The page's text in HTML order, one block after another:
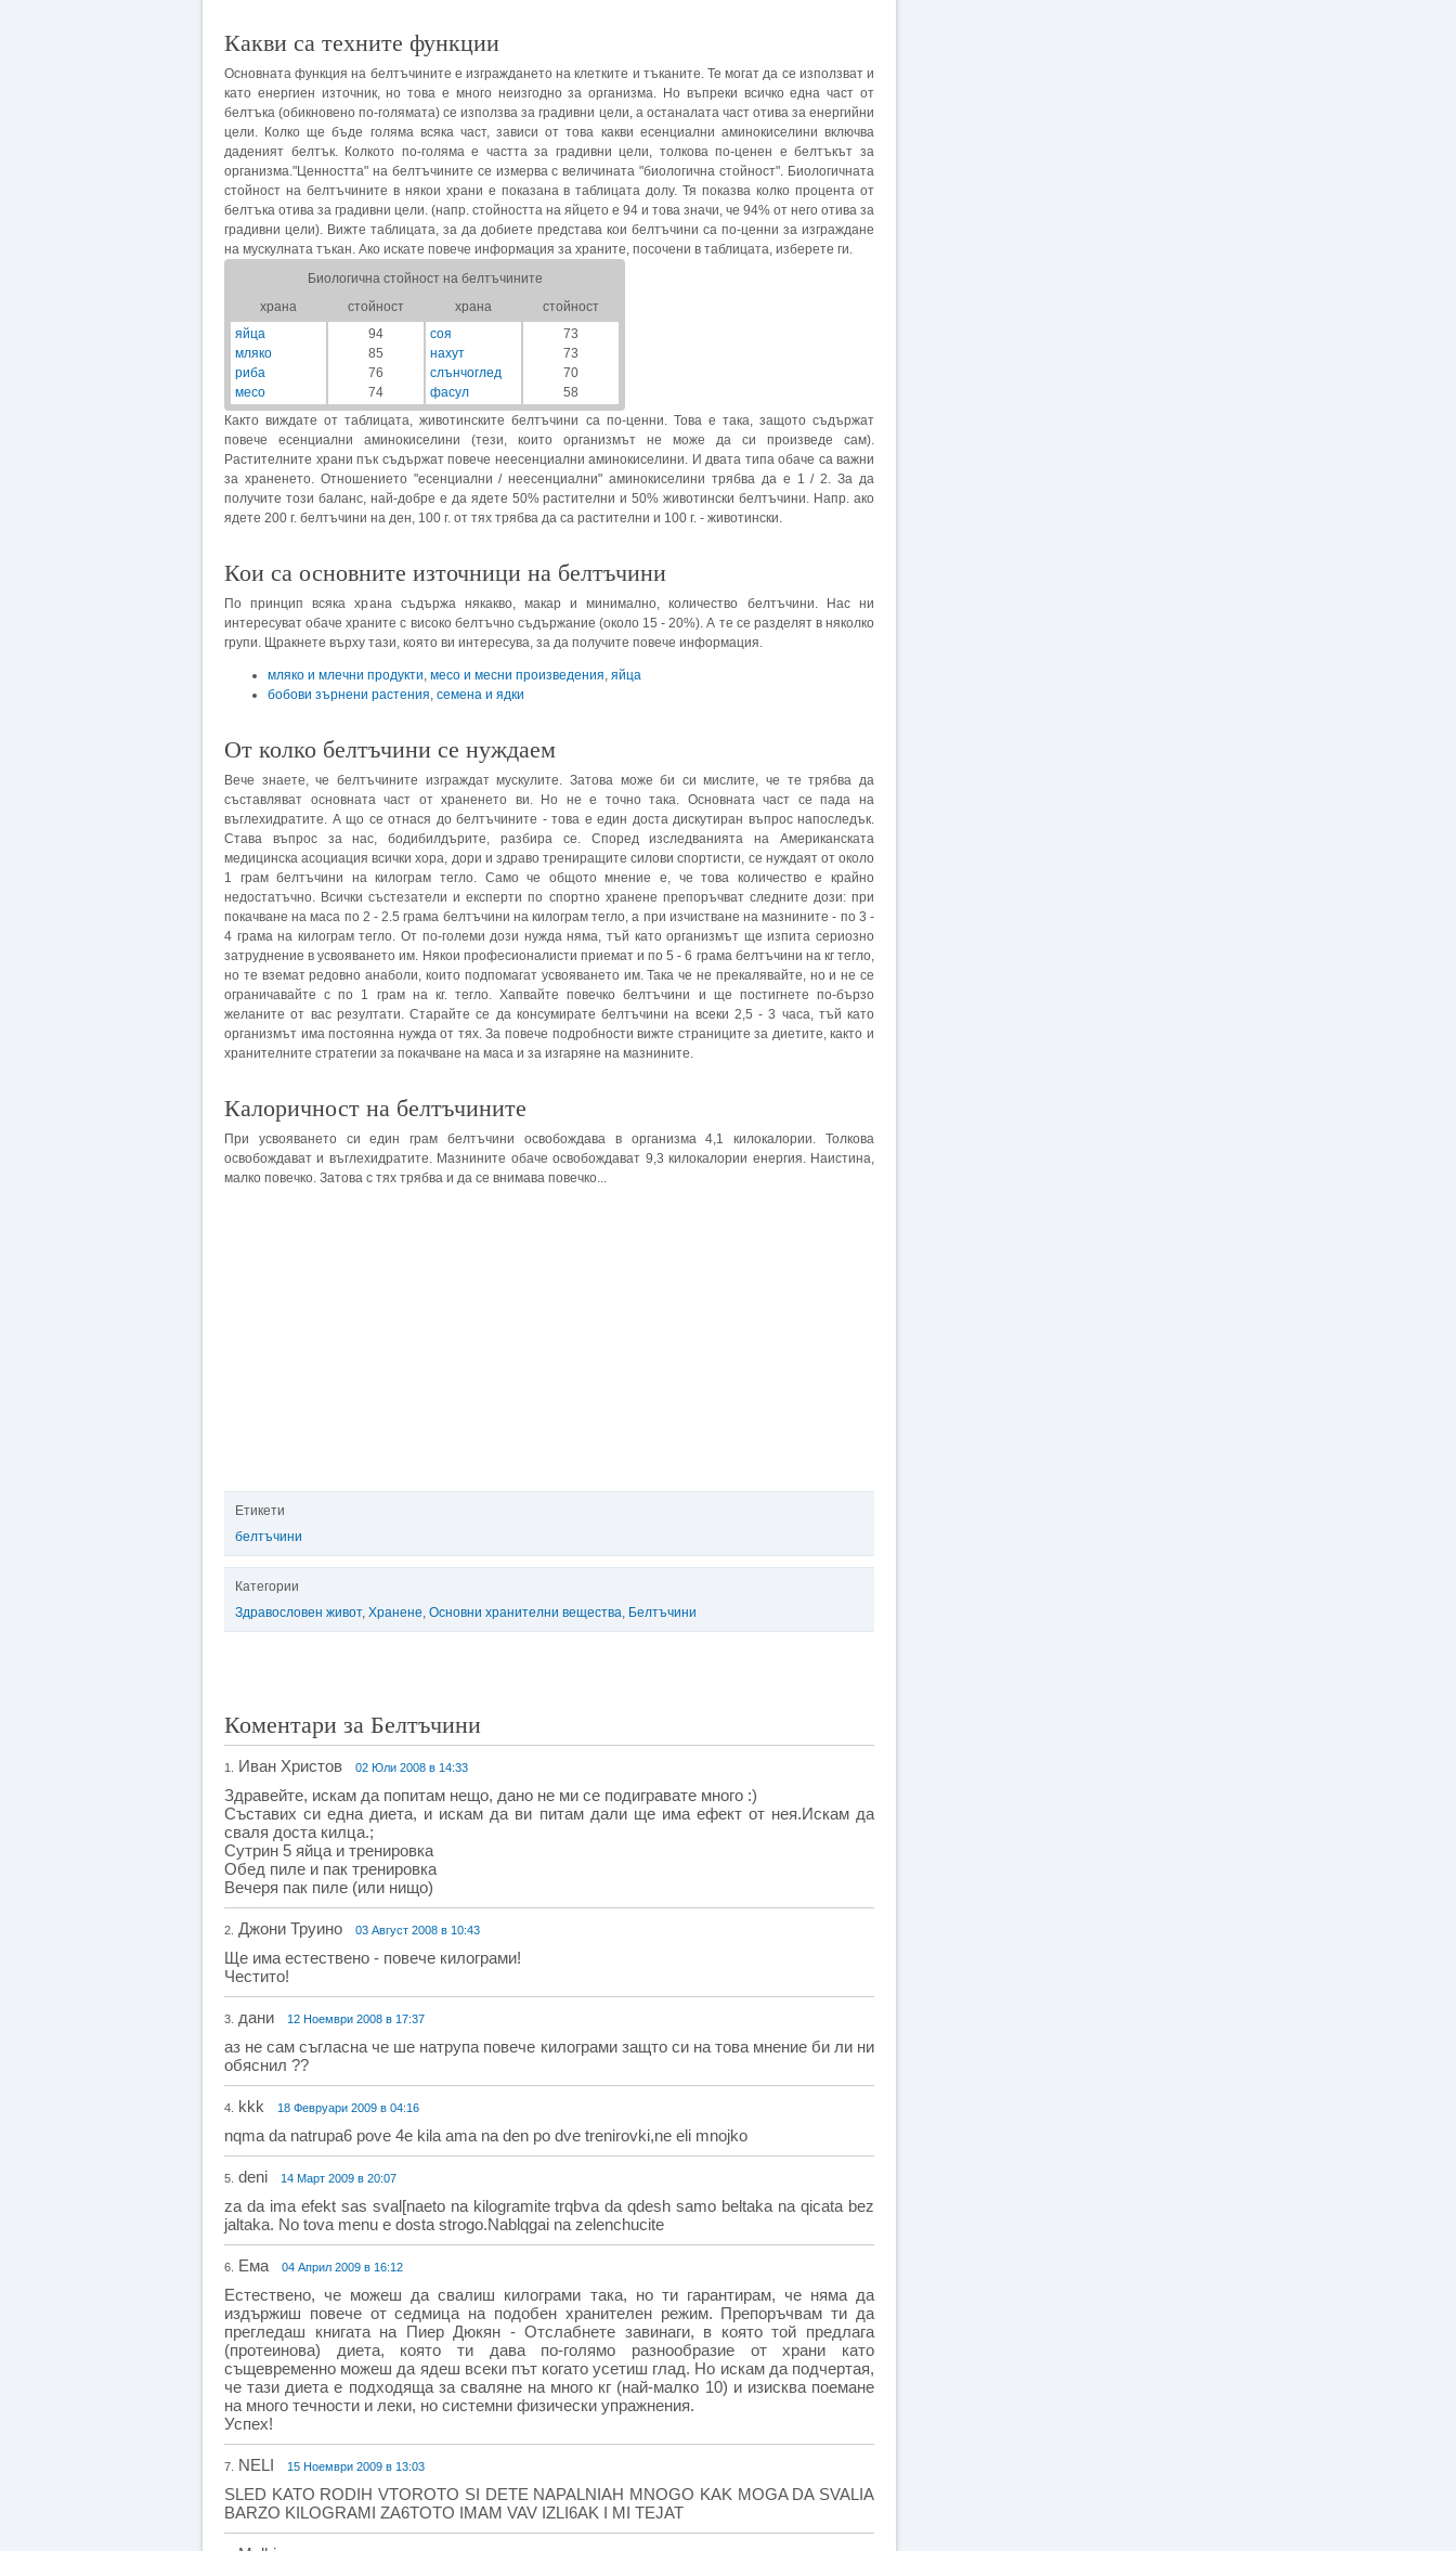
Какви са техните функции
Основната функция на белтъчините е изграждането на клетките и тъканите. Те могат да се използват и
като енергиен източник, но това е много неизгодно за организма. Но въпреки всичко една част от
белтъка (обикновено по-голямата) се използва за градивни цели, а останалата част отива за енергийни
цели. Колко ще бъде голяма всяка част, зависи от това какви есенциални аминокиселини включва
даденият белтък. Колкото по-голяма е частта за градивни цели, толкова по-ценен е белтъкът за
организма."Ценността" на белтъчините се измерва с величината "биологична стойност". Биологичната
стойност на белтъчините в някои храни е показана в таблицата долу. Тя показва колко процента от
белтъка отива за градивни цели. (напр. стойността на яйцето е 94 и това значи, че 94% от него отива за
градивни цели). Вижте таблицата, за да добиете представа кои белтъчини са по-ценни за изграждане
на мускулната тъкан. Ако искате повече информация за храните, посочени в таблицата, изберете ги.
Биологична стойност на белтъчините
храна
стойност храна
стойност
яйца
мляко
риба
месо
94
85
76
74
соя
нахут
слънчоглед
фасул
73
73
70
58
Както виждате от таблицата, животинските белтъчини са по-ценни. Това е така, защото съдържат
повече есенциални аминокиселини (тези, които организмът не може да си произведе сам).
Растителните храни пък съдържат повече неесенциални аминокиселини. И двата типа обаче са важни
за храненето. Отношението "есенциални / неесенциални" аминокиселини трябва да е 1 / 2. За да
получите този баланс, най-добре е да ядете 50% растителни и 50% животински белтъчини. Напр. ако
ядете 200 г. белтъчини на ден, 100 г. от тях трябва да са растителни и 100 г. - животински.
Кои са основните източници на белтъчини
По принцип всяка храна съдържа някакво, макар и минимално, количество белтъчини. Нас ни
интересуват обаче храните с високо белтъчно съдържание (около 15 - 20%). А те се разделят в няколко
групи. Щракнете върху тази, която ви интересува, за да получите повече информация.
мляко и млечни продукти, месо и месни произведения, яйца
бобови зърнени растения, семена и ядки
От колко белтъчини се нуждаем
Вече знаете, че белтъчините изграждат мускулите. Затова може би си мислите, че те трябва да
съставляват основната част от храненето ви. Но не е точно така. Основната част се пада на
въглехидратите. А що се отнася до белтъчините - това е един доста дискутиран въпрос напоследък.
Става въпрос за нас, бодибилдърите, разбира се. Според изследванията на Американската
медицинска асоциация всички хора, дори и здраво трениращите силови спортисти, се нуждаят от около
1 грам белтъчини на килограм тегло. Само че общото мнение е, че това количество е крайно
недостатъчно. Всички състезатели и експерти по спортно хранене препоръчват следните дози: при
покачване на маса по 2 - 2.5 грама белтъчини на килограм тегло, а при изчистване на мазнините - по 3 -
4 грама на килограм тегло. От по-големи дози нужда няма, тъй като организмът ще изпита сериозно
затруднение в усвояването им. Някои професионалисти приемат и по 5 - 6 грама белтъчини на кг тегло,
но те вземат редовно анаболи, които подпомагат усвояването им. Така че не прекалявайте, но и не се
ограничавайте с по 1 грам на кг. тегло. Хапвайте повечко белтъчини и ще постигнете по-бързо
желаните от вас резултати. Старайте се да консумирате белтъчини на всеки 2,5 - 3 часа, тъй като
организмът има постоянна нужда от тях. За повече подробности вижте страниците за диетите, както и
хранителните стратегии за покачване на маса и за изгаряне на мазнините.
Калоричност на белтъчините
При усвояването си един грам белтъчини освобождава в организма 4,1 килокалории. Толкова
освобождават и въглехидратите. Мазнините обаче освобождават 9,3 килокалории енергия. Наистина,
малко повечко. Затова с тях трябва и да се внимава повечко...
Етикети
белтъчини
Категории
Здравословен живот, Хранене, Основни хранителни вещества, Белтъчини
Коментари за Белтъчини
1. Иван Христов 02 Юли 2008 в 14:33
Здравейте, искам да попитам нещо, дано не ми се подигравате много :)
Съставих си една диета, и искам да ви питам дали ще има ефект от нея.Искам да
сваля доста килца.;
Сутрин 5 яйца и тренировка
Обед пиле и пак тренировка
Вечеря пак пиле (или нищо)
2. Джони Труино 03 Август 2008 в 10:43
Ще има естествено - повече килограми!
Честито!
3. дани 12 Ноември 2008 в 17:37
аз не сам съгласна че ше натрупа повече килограми защто си на това мнение би ли ни
обяснил ??
4. kkk 18 Февруари 2009 в 04:16
nqma da natrupa6 pove 4e kila ama na den po dve trenirovki,ne eli mnojko
5. deni 14 Март 2009 в 20:07
za da ima efekt sas sval[naeto na kilogramite trqbva da qdesh samo beltaka na qicata bez
jaltaka. No tova menu e dosta strogo.Nablqgai na zelenchucite
6. Ема 04 Април 2009 в 16:12
Естествено, че можеш да свалиш килограми така, но ти гарантирам, че няма да
издържиш повече от седмица на подобен хранителен режим. Препоръчвам ти да
прегледаш книгата на Пиер Дюкян - Отслабнете завинаги, в която той предлага
(протеинова) диета, която ти дава по-голямо разнообразие от храни като
същевременно можеш да ядеш всеки път когато усетиш глад. Но искам да подчертая,
че тази диета е подходяща за сваляне на много кг (най-малко 10) и изисква поемане
на много течности и леки, но системни физически упражнения.
Успех!
7. NELI 15 Ноември 2009 в 13:03
SLED KATO RODIH VTOROTO SI DETE NAPALNIAH MNOGO KAK MOGA DA SVALIA
BARZO KILOGRAMI ZA6TOTO IMAM VAV IZLI6AK I MI TEJAT